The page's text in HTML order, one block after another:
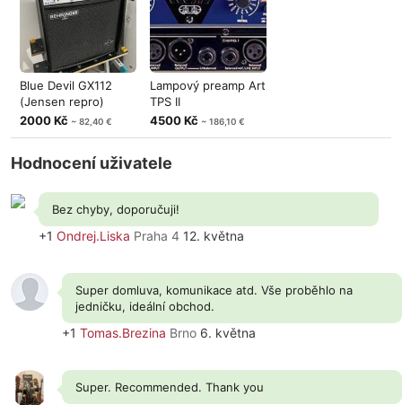
Blue Devil GX112
(Jensen repro)
2000 Kč ~ 82,40 €
Lampový preamp Art
TPS II
4500 Kč ~ 186,10 €
Hodnocení uživatele
Bez chyby, doporučuji!
+1 Ondrej.Liska Praha 4 12. května
Super domluva, komunikace atd. Vše proběhlo na
jedničku, ideální obchod.
+1 Tomas.Brezina Brno 6. května
Super. Recommended. Thank you